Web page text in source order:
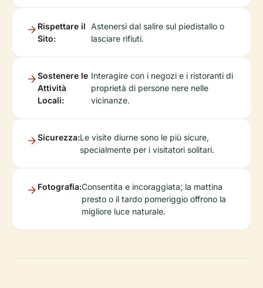
Rispettare il
Sito:
Astenersi dal salire sul piedistallo o
lasciare rifiuti.
Sostenere le
Attività
Locali:
Interagire con i negozi e i ristoranti di
proprietà di persone nere nelle
vicinanze.
Sicurezza:Le visite diurne sono le più sicure,
specialmente per i visitatori solitari.
Fotografia:Consentita e incoraggiata; la mattina
presto o il tardo pomeriggio offrono la
migliore luce naturale.